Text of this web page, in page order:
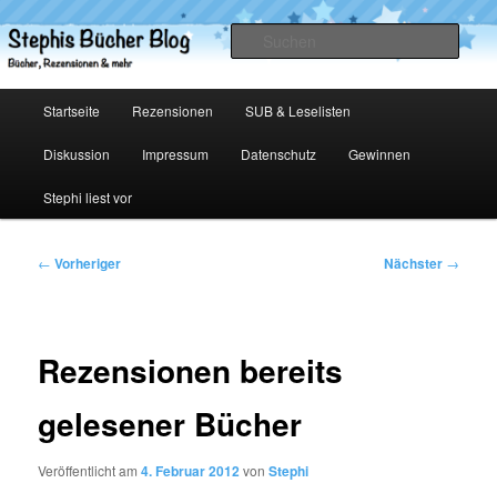
primären
Inhalt
Stephis Bücher Blog
Startseite Rezensionen SUB & Leselisten
Diskussion Impressum Datenschutz Gewinnen
Stephi liest vor
Beitragsnavigation
← Vorheriger Nächster →
Rezensionen bereits
gelesener Bücher
Veröffentlicht am4. Februar 2012vonStephi